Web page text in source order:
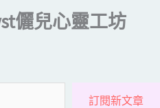
儷兒心靈工坊
訂閱新文章